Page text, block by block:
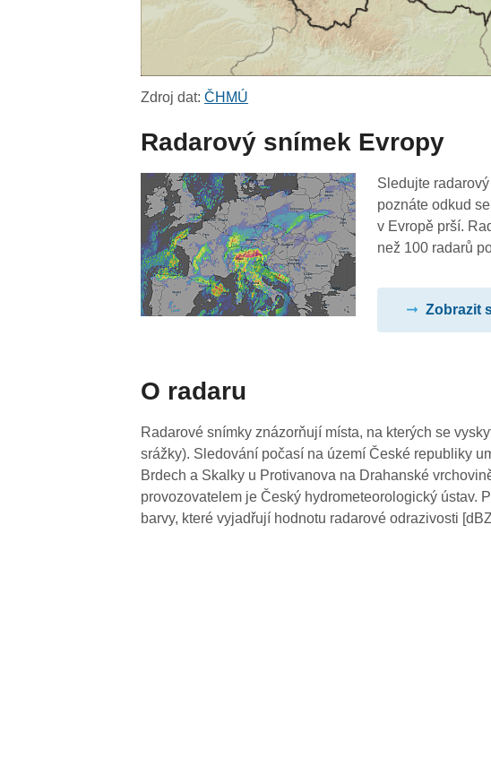
Zdroj dat:ČHMÚ
Radarový snímek Evropy
Sledujte
poznáte odkud
v Evropě prší.
než 100 radarů
Zobrazit
O radaru
Radarové snímky znázorňují místa, na kterých se
srážky). Sledování počasí na území České republiky
Brdech a Skalky u Protivanova na Drahanské
provozovatelem je Český hydrometeorologický ústav.
barvy, které vyjadřují hodnotu radarové odrazivosti